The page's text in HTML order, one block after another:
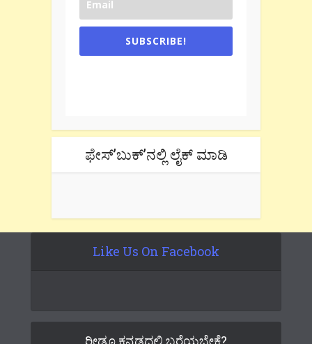
SUBSCRIBE!
ಫೇಸ್’ಬುಕ್’ನಲ್ಲಿ ಲೈಕ್ ಮಾಡಿ
Like Us On Facebook
ರೀಡೂ ಕನ್ನಡದಲ್ಲಿ ಬರೆಯಬೇಕೆ?